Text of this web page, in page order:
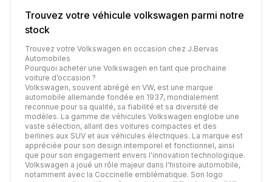
Trouvez votre véhicule volkswagen parmi notre
stock
Trouvez votre Volkswagen en occasion chez J.Bervas
Automobiles
Pourquoi acheter une Volkswagen en tant que prochaine
voiture d’occasion ?
Volkswagen, souvent abrégé en VW, est une marque
automobile allemande fondée en 1937, mondialement
reconnue pour sa qualité, sa fiabilité et sa diversité de
modèles. La gamme de véhicules Volkswagen englobe une
vaste sélection, allant des voitures compactes et des
berlines aux SUV et aux véhicules électriques. La marque est
appréciée pour son design intemporel et fonctionnel, ainsi
que pour son engagement envers l'innovation technologique.
Volkswagen a joué un rôle majeur dans l'histoire automobile,
notamment avec la Coccinelle emblématique. Son logo